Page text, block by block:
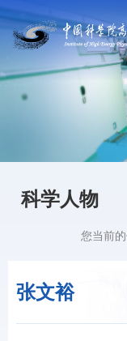
科学人物
张文裕
您当前的